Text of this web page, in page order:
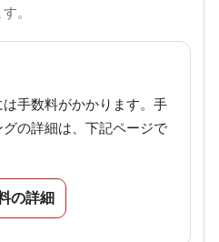
。
手数料がかかります。手
の詳細は、下記ページで
の詳細